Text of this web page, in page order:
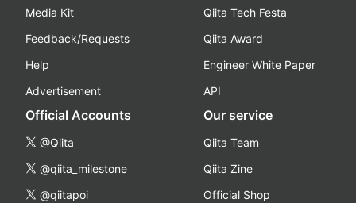
Media Kit
Feedback/Requests
Help
Advertisement
Qiita Tech Festa
Qiita Award
Engineer White Paper
API
Official Accounts
@Qiita
@qiita_milestone
@qiitapoi
Our service
Qiita Team
Qiita Zine
Official Shop